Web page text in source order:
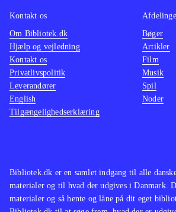
Bibliotek.dk er en samlet indgang til alle
materialer og til hvad der udgives i Danmark.
materialer og så hente og låne på dit eget
Kontakt os
Om Bibliotek.dk
Hjælp og vejledning
Kontakt os
Privatlivspolitik
Leverandører
English
Tilgængelighedserklæring
Bøger
Artikler
Film
Musik
Spil
Noder